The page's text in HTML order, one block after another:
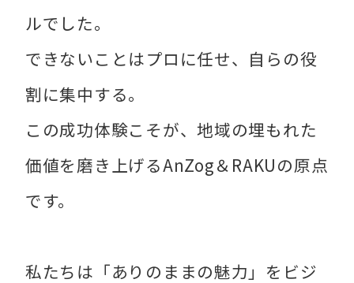
ルでした。
できないことはプロに任せ、自らの役
割に集中する。
この成功体験こそが、地域の埋もれた
価値を磨き上げるAnZog＆RAKUの原点
です。
私たちは「ありのままの魅力」をビジ